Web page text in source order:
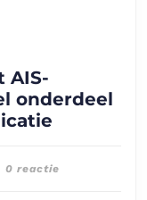
AIS-
onderdeel
met
0 reactie